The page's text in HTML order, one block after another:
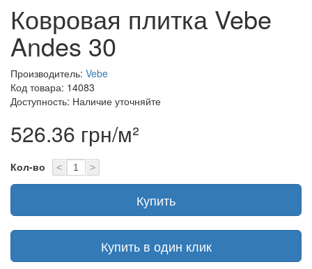
Ковровая плитка Vebe
Andes 30
Производитель: Vebe
Код товара: 14083
Доступность: Наличие уточняйте
526.36 грн/м²
Кол-во < >
Купить
Купить в один клик